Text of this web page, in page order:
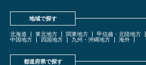
地域で探す
北海道 東北地方 関東地方 甲信越・北陸地方
中国地方
四国地方 九州・沖縄地方 海外
都道府県で探す